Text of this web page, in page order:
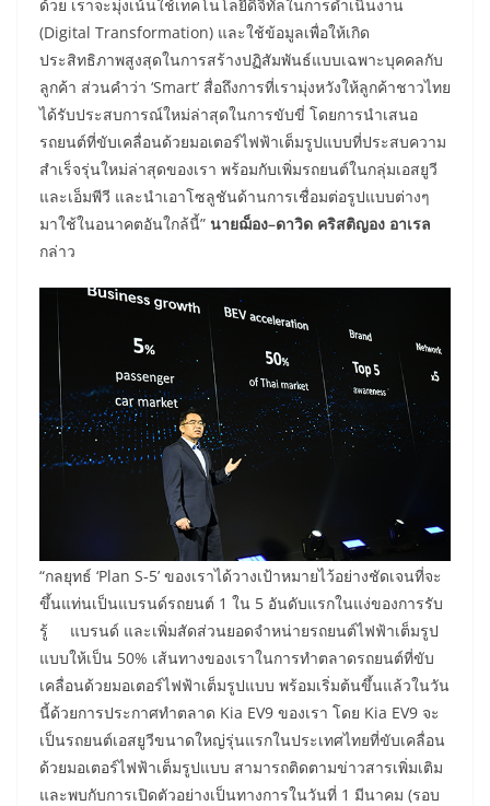
ด้วย เราจะมุ่งเน้นใช้เทคโนโลยีดิจิทัลในการดำเนินงาน
(Digital Transformation) และใช้ข้อมูลเพื่อให้เกิด
ประสิทธิภาพสูงสุดในการสร้างปฏิสัมพันธ์แบบเฉพาะบุคคลกับ
ลูกค้า ส่วนคำว่า ‘Smart’ สื่อถึงการที่เรามุ่งหวังให้ลูกค้าชาวไทย
ได้รับประสบการณ์ใหม่ล่าสุดในการขับขี่ โดยการนำเสนอ
รถยนต์ที่ขับเคลื่อนด้วยมอเตอร์ไฟฟ้าเต็มรูปแบบที่ประสบความ
สำเร็จรุ่นใหม่ล่าสุดของเรา พร้อมกับเพิ่มรถยนต์ในกลุ่มเอสยูวี
และเอ็มพีวี และนำเอาโซลูชันด้านการเชื่อมต่อรูปแบบต่างๆ
มาใช้ในอนาคตอันใกล้นี้” นายฌ็อง–ดาวิด คริสติญอง อาเรล
กล่าว
“กลยุทธ์ ‘Plan S-5’ ของเราได้วางเป้าหมายไว้อย่างชัดเจนที่จะ
ขึ้นแท่นเป็นแบรนด์รถยนต์ 1 ใน 5 อันดับแรกในแง่ของการรับ
รู้ แบรนด์ และเพิ่มสัดส่วนยอดจำหน่ายรถยนต์ไฟฟ้าเต็มรูป
แบบให้เป็น 50% เส้นทางของเราในการทำตลาดรถยนต์ที่ขับ
เคลื่อนด้วยมอเตอร์ไฟฟ้าเต็มรูปแบบ พร้อมเริ่มต้นขึ้นแล้วในวัน
นี้ด้วยการประกาศทำตลาด Kia EV9 ของเรา โดย Kia EV9 จะ
เป็นรถยนต์เอสยูวีขนาดใหญ่รุ่นแรกในประเทศไทยที่ขับเคลื่อน
ด้วยมอเตอร์ไฟฟ้าเต็มรูปแบบ สามารถติดตามข่าวสารเพิ่มเติม
และพบกับการเปิดตัวอย่างเป็นทางการในวันที่ 1 มีนาคม (รอบ